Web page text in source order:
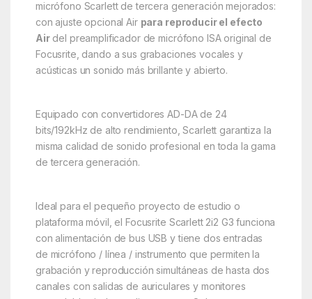
micrófono Scarlett de tercera generación mejorados:
con ajuste opcional Air para reproducir el efecto
Airdel preamplificador de micrófono ISA original de
Focusrite, dando a sus grabaciones vocales y
acústicas un sonido más brillante y abierto.
Equipado con convertidores AD-DA de 24
bits/192kHz de alto rendimiento, Scarlett garantiza la
misma calidad de sonido profesional en toda la gama
de tercera generación.
Ideal para el pequeño proyecto de estudio o
plataforma móvil, el Focusrite Scarlett 2i2 G3 funciona
con alimentación de bus USB y tiene dos entradas
de micrófono / línea / instrumento que permiten la
grabación y reproducción simultáneas de hasta dos
canales con salidas de auriculares y monitores